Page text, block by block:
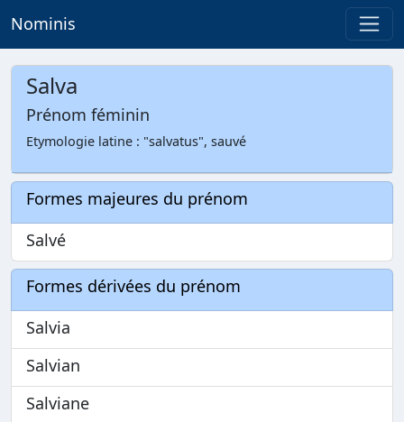
Nominis
Salva
Prénom féminin
Etymologie latine : "salvatus", sauvé
Formes majeures du prénom
Salvé
Formes dérivées du prénom
Salvia
Salvian
Salviane